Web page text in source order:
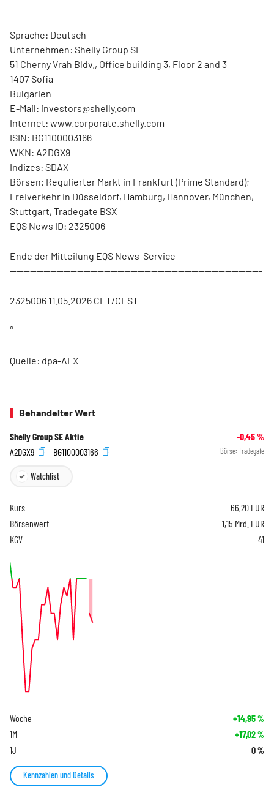
---------------------------------------------------------------------------
Sprache: Deutsch
Unternehmen: Shelly Group SE
51 Cherny Vrah Bldv., Office building 3, Floor 2 and 3
1407 Sofia
Bulgarien
E-Mail: investors@shelly.com
Internet: www.corporate.shelly.com
ISIN: BG1100003166
WKN: A2DGX9
Indizes: SDAX
Börsen: Regulierter Markt in Frankfurt (Prime Standard);
Freiverkehr in Düsseldorf, Hamburg, Hannover, München,
Stuttgart, Tradegate BSX
EQS News ID: 2325006
Ende der Mitteilung EQS News-Service
---------------------------------------------------------------------------
2325006 11.05.2026 CET/CEST
°
Quelle: dpa-AFX
Behandelter Wert
Shelly Group SE Aktie -0,45%
A2DGX9
BG1100003166 Börse: Tradegate
Watchlist
Kurs 66,20 EUR
Börsenwert
1,15 Mrd. EUR
KGV
41
Woche +14,95%
1M +17,02%
1J 0%
Kennzahlen und Details